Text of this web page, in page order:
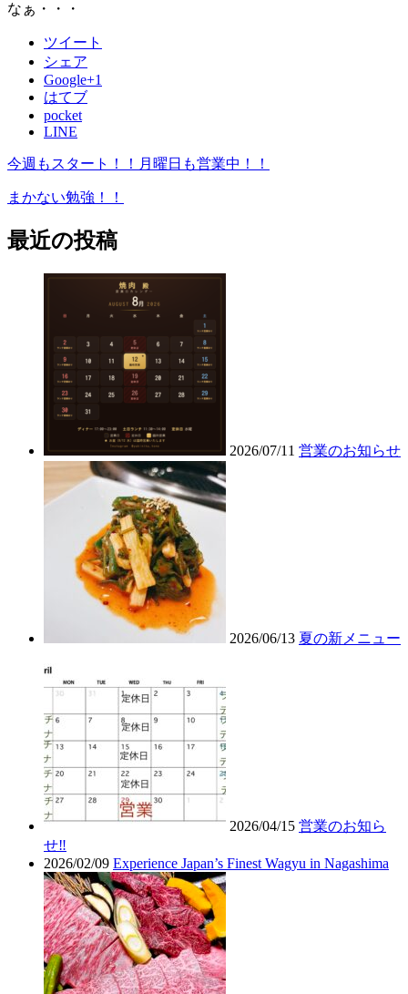
なぁ・・・
ツイート
シェア
Google+1
はてブ
pocket
LINE
今週もスタート！！月曜日も営業中！！
まかない勉強！！
最近の投稿
2026/07/11 営業のお知らせ
2026/06/13 夏の新メニュー
2026/04/15 営業のお知ら
せ‼︎
2026/02/09 Experience Japan’s Finest Wagyu in Nagashima